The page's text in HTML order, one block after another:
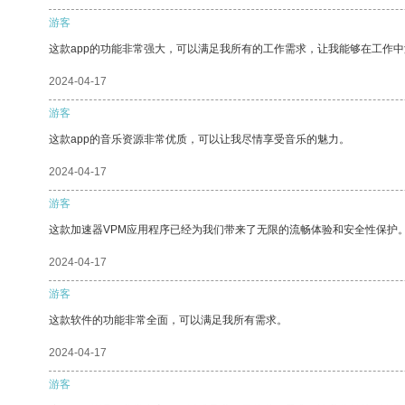
游客
这款app的功能非常强大，可以满足我所有的工作需求，让我能够在工作中
2024-04-17
游客
这款app的音乐资源非常优质，可以让我尽情享受音乐的魅力。
2024-04-17
游客
这款加速器VPM应用程序已经为我们带来了无限的流畅体验和安全性保护。
2024-04-17
游客
这款软件的功能非常全面，可以满足我所有需求。
2024-04-17
游客